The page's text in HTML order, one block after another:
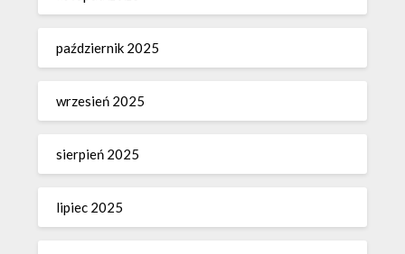
październik 2025
wrzesień 2025
sierpień 2025
lipiec 2025